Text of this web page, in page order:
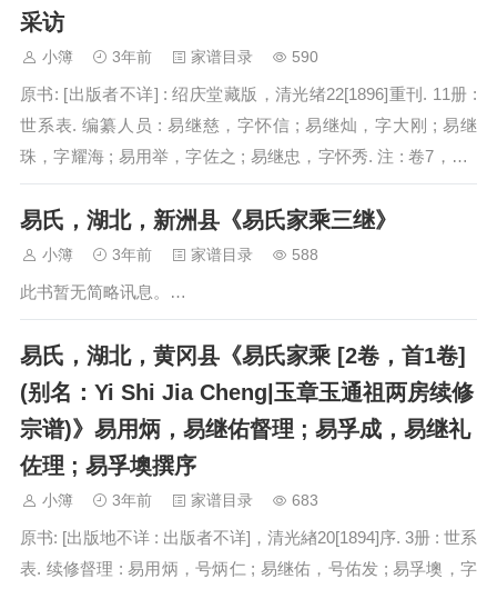
采访
小簿 3年前 家谱目录 590
原书: [出版者不详] : 绍庆堂藏版，清光绪22[1896]重刊. 11册 :
世系表. 编纂人员 : 易继慈，字怀信 ; 易继灿，字大刚 ; 易继
珠，字耀海 ; 易用举，字佐之 ; 易继忠，字怀秀. 注 : 卷7，卷8
合1册. 另有前三…
易氏，湖北，新洲县《易氏家乘三继》
小簿 3年前 家谱目录 588
此书暂无简略讯息。…
易氏，湖北，黄冈县《易氏家乘 [2卷，首1卷]
(别名：Yi Shi Jia Cheng|玉章玉通祖两房续修
宗谱)》易用炳，易继佑督理 ; 易孚成，易继礼
佐理 ; 易孚墺撰序
小簿 3年前 家谱目录 683
原书: [出版地不详 : 出版者不详]，清光緖20[1894]序. 3册 : 世系
表. 续修督理 : 易用炳，号炳仁 ; 易继佑，号佑发 ; 易孚墺，字